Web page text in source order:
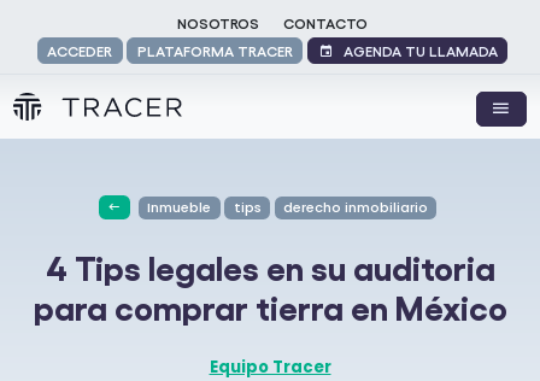
NOSOTROS
CONTACTO
ACCEDER
PLATAFORMA TRACER AGENDA TU LLAMADA
Inmueble tips derecho inmobiliario
4 Tips legales en su auditoria
para comprar tierra en México
Equipo Tracer